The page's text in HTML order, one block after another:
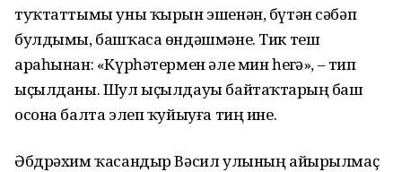
туҡтаттымы уны ҡырын эшенән, бүтән сәбәп
булдымы, башҡаса өндәшмәне. Тик теш
араһынан: «Күрһәтермен әле мин һеҙгә», – тип
ыҫылданы. Шул ыҫылдауы байтаҡтарҙың баш
осона балта элеп ҡуйыуға тиң ине.
Әбдрәхим ҡасандыр Вәсил улының айырылмаҫ